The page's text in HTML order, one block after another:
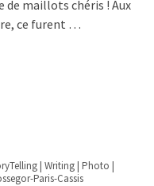
de maillots chéris ! Aux
ce furent …
| Writing | Photo |
Paris-Cassis